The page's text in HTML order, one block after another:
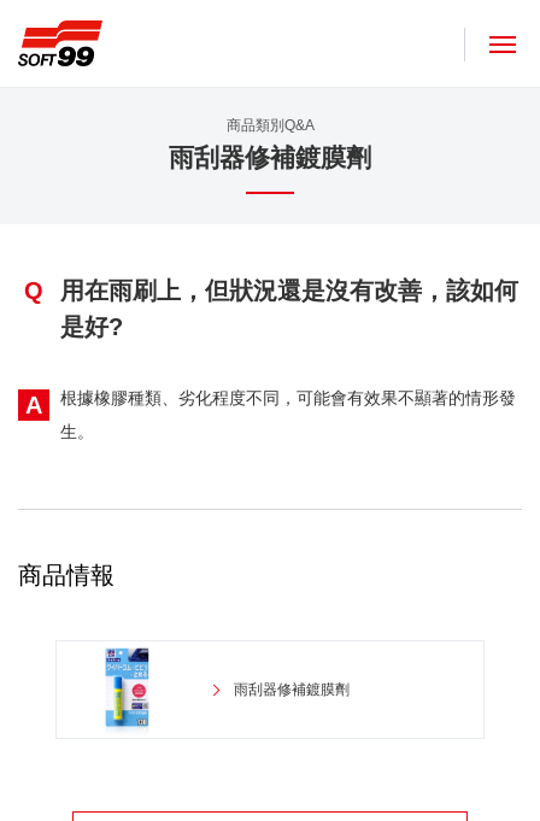
商品類別Q&A
雨刮器修補鍍膜劑
Q
用在雨刷上，但狀況還是沒有改善，該如何
是好?
A
根據橡膠種類、劣化程度不同，可能會有效果不顯著的情形發
生。
商品情報
雨刮器修補鍍膜劑